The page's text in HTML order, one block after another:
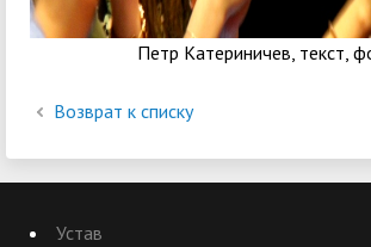
Петр Катериничев, текст,
Возврат к списку
Устав